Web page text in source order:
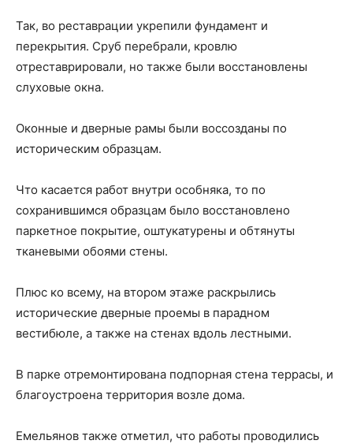
Так, во реставрации укрепили фундамент и
перекрытия. Сруб перебрали, кровлю
отреставрировали, но также были восстановлены
слуховые окна.
Оконные и дверные рамы были воссозданы по
историческим образцам.
Что касается работ внутри особняка, то по
сохранившимся образцам было восстановлено
паркетное покрытие, оштукатурены и обтянуты
тканевыми обоями стены.
Плюс ко всему, на втором этаже раскрылись
исторические дверные проемы в парадном
вестибюле, а также на стенах вдоль лестными.
В парке отремонтирована подпорная стена террасы, и
благоустроена территория возле дома.
Емельянов также отметил, что работы проводились